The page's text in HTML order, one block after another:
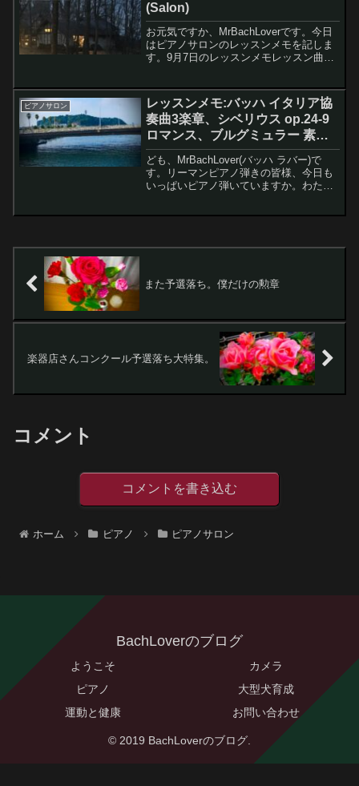
(Salon)
お元気ですか、MrBachLoverです。今日
はピアノサロンのレッスンメモを記しま
す。9月7日のレッスンメモレッスン曲は
ニー30番とブルグミュラー18の練...
ピアノサロン
レッスンメモ:バッハ イタリア協
奏曲3楽章、シベリウス op.24-9
ロマンス、ブルグミュラー 素早
い動き
ども、MrBachLover(バッハ ラバー)で
す。リーマンピアノ弾きの皆様、今日も
いっぱいピアノ弾いていますか。わたく
また予選落ち。僕だけの勲章
楽器店さんコンクール予選落ち大特集。
コメント
コメントを書き込む
ホーム ピアノ ピアノサロン
BachLoverのブログ
ようこそ
カメラ
ピアノ
大型犬育成
運動と健康
お問い合わせ
© 2019 BachLoverのブログ.